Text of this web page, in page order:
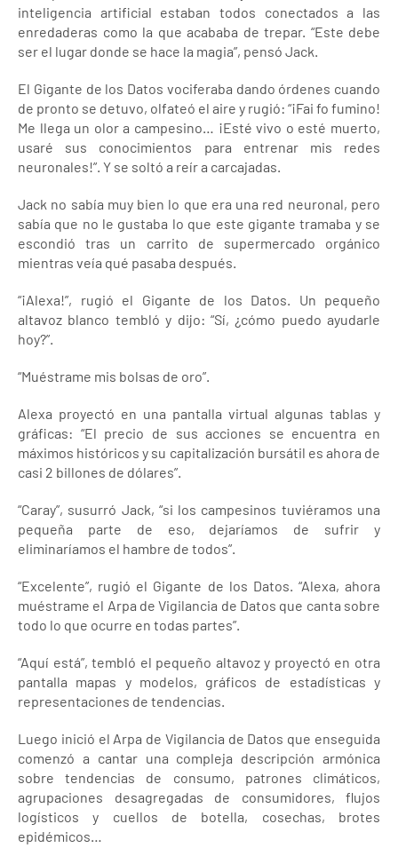
inteligencia artificial estaban todos conectados a las
enredaderas como la que acababa de trepar. “Este debe
ser el lugar donde se hace la magia”, pensó Jack.
El Gigante de los Datos vociferaba dando órdenes cuando
de pronto se detuvo, olfateó el aire y rugió: “¡Fai fo fumino!
Me llega un olor a campesino… ¡Esté vivo o esté muerto,
usaré sus conocimientos para entrenar mis redes
neuronales!”. Y se soltó a reír a carcajadas.
Jack no sabía muy bien lo que era una red neuronal, pero
sabía que no le gustaba lo que este gigante tramaba y se
escondió tras un carrito de supermercado orgánico
mientras veía qué pasaba después.
“¡Alexa!”, rugió el Gigante de los Datos. Un pequeño
altavoz blanco tembló y dijo: “Sí, ¿cómo puedo ayudarle
hoy?”.
“Muéstrame mis bolsas de oro”.
Alexa proyectó en una pantalla virtual algunas tablas y
gráficas: “El precio de sus acciones se encuentra en
máximos históricos y su capitalización bursátil es ahora de
casi 2 billones de dólares”.
“Caray”, susurró Jack, “si los campesinos tuviéramos una
pequeña parte de eso, dejaríamos de sufrir y
eliminaríamos el hambre de todos”.
“Excelente”, rugió el Gigante de los Datos. “Alexa, ahora
muéstrame el Arpa de Vigilancia de Datos que canta sobre
todo lo que ocurre en todas partes”.
“Aquí está”, tembló el pequeño altavoz y proyectó en otra
pantalla mapas y modelos, gráficos de estadísticas y
representaciones de tendencias.
Luego inició el Arpa de Vigilancia de Datos que enseguida
comenzó a cantar una compleja descripción armónica
sobre tendencias de consumo, patrones climáticos,
agrupaciones desagregadas de consumidores, flujos
logísticos y cuellos de botella, cosechas, brotes
epidémicos…